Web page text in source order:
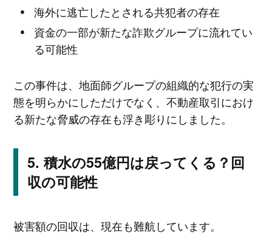
海外に逃亡したとされる共犯者の存在
資金の一部が新たな詐欺グループに流れてい
る可能性
この事件は、地面師グループの組織的な犯行の実
態を明らかにしただけでなく、不動産取引におけ
る新たな脅威の存在も浮き彫りにしました。
積水の55億円は戻ってくる？回
収の可能性
被害額の回収は、現在も難航しています。